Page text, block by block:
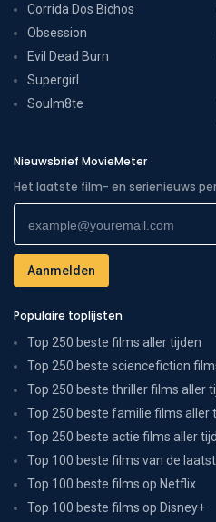
Corrida Dos Bichos
Obsession
Evil Dead Burn
Supergirl
Soulm8te
Nieuwsbrief MovieMeter
Het laatste film- en serienieuws
Populaire toplijsten
Top 250 beste films aller tijden
Top 250 beste sciencefiction
Top 250 beste thriller films aller
Top 250 beste familie films aller
Top 250 beste actie films aller
Top 100 beste films van de
Top 100 beste films op Netflix
Top 100 beste films op Disney+